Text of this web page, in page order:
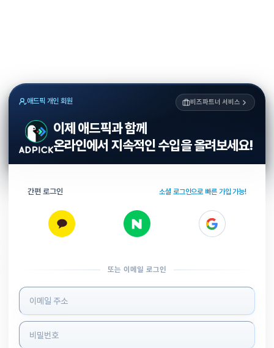
애드픽 개인 회원 비즈파트너 서비스
이제 애드픽과 함께
온라인에서 지속적인 수입을 올려보세요!
간편 로그인 소셜 로그인으로 빠른 가입 가능!
또는 이메일 로그인
로그인 정보 입력